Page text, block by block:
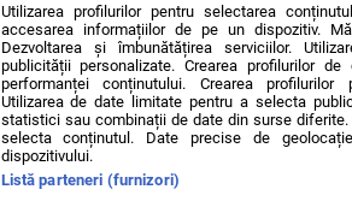
Utilizarea profilurilor pentru selectarea
accesarea informațiilor de pe un dispozitiv.
Dezvoltarea și îmbunătățirea serviciilor.
publicității personalizate. Crearea profilurilor de
performanței conținutului. Crearea profilurilor
Utilizarea de date limitate pentru a selecta
statistici sau combinații de date din surse
selecta conținutul. Date precise de
dispozitivului.
Listă parteneri (furnizori)